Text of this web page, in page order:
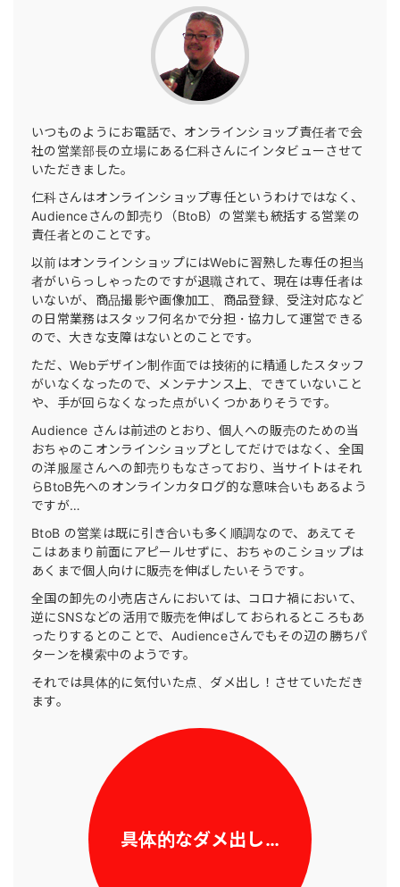
いつものようにお電話で、オンラインショップ責任者で会
社の営業部長の立場にある仁科さんにインタビューさせて
いただきました。
仁科さんはオンラインショップ専任というわけではなく、
Audienceさんの卸売り（BtoB）の営業も統括する営業の
責任者とのことです。
以前はオンラインショップにはWebに習熟した専任の担当
者がいらっしゃったのですが退職されて、現在は専任者は
いないが、商品撮影や画像加工、商品登録、受注対応など
の日常業務はスタッフ何名かで分担・協力して運営できる
ので、大きな支障はないとのことです。
ただ、Webデザイン制作面では技術的に精通したスタッフ
がいなくなったので、メンテナンス上、できていないこと
や、手が回らなくなった点がいくつかありそうです。
Audience さんは前述のとおり、個人への販売のための当
おちゃのこオンラインショップとしてだけではなく、全国
の洋服屋さんへの卸売りもなさっており、当サイトはそれ
らBtoB先へのオンラインカタログ的な意味合いもあるよう
ですが…
BtoB の営業は既に引き合いも多く順調なので、あえてそ
こはあまり前面にアピールせずに、おちゃのこショップは
あくまで個人向けに販売を伸ばしたいそうです。
全国の卸先の小売店さんにおいては、コロナ禍において、
逆にSNSなどの活用で販売を伸ばしておられるところもあ
ったりするとのことで、Audienceさんでもその辺の勝ちパ
ターンを模索中のようです。
それでは具体的に気付いた点、ダメ出し！させていただき
ます。
具体的なダメ出し…